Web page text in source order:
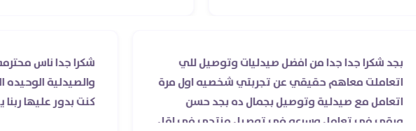
بجد شكرا جدا جدا من افضل صيدليات وتوصيل للي
اتعاملت معاهم حقيقي عن تجربتي شخصيه اول مرة
اتعامل مع صيدلية وتوصيل بجمال ده بجد حسن
ورقي في تعامل وسرعه في توصيل منتجي في اقل
شكرا جدا
والصيدلية
كنت بدور